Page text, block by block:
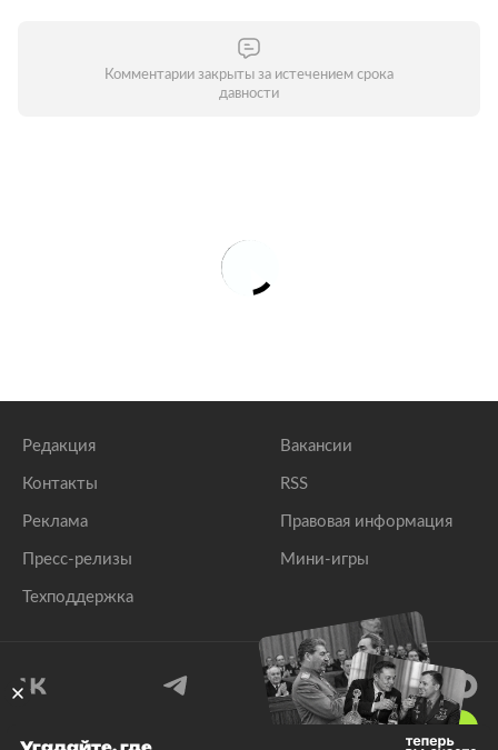
Комментарии закрыты за истечением срока
давности
Редакция
Контакты
Реклама
Пресс-релизы
Техподдержка
Вакансии
RSS
Правовая информация
Мини-игры